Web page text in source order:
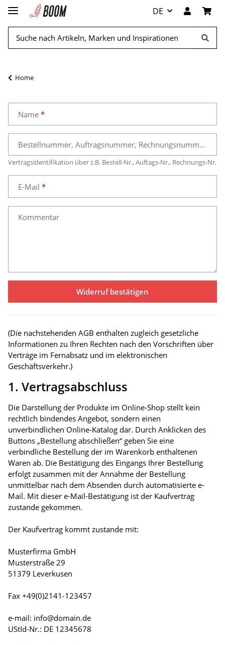
DE
Home
Name
Vertragsidentifikation über z.B. Bestell-Nr., Auftags-Nr., Rechnungs-Nr.
Bestellnummer, Auftragsnummer, Rechnungsnummer
E-Mail
Kommentar
Widerruf bestätigen
(Die nachstehenden AGB enthalten zugleich gesetzliche
Informationen zu Ihren Rechten nach den Vorschriften über
Verträge im Fernabsatz und im elektronischen
Geschäftsverkehr.)
1. Vertragsabschluss
Die Darstellung der Produkte im Online-Shop stellt kein
rechtlich bindendes Angebot, sondern einen
unverbindlichen Online-Katalog dar. Durch Anklicken des
Buttons „Bestellung abschließen“ geben Sie eine
verbindliche Bestellung der im Warenkorb enthaltenen
Waren ab. Die Bestätigung des Eingangs Ihrer Bestellung
erfolgt zusammen mit der Annahme der Bestellung
unmittelbar nach dem Absenden durch automatisierte e-
Mail. Mit dieser e-Mail-Bestätigung ist der Kaufvertrag
zustande gekommen.
Der Kaufvertrag kommt zustande mit:
Musterfirma GmbH
Musterstraße 29
51379 Leverkusen
Fax +49(0)2141-123457
e-mail: info@domain.de
UStId-Nr.: DE 12345678